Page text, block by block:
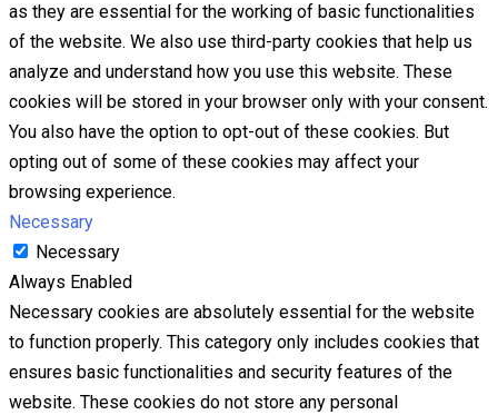
as they are essential for the working of basic functionalities
of the website. We also use third-party cookies that help us
analyze and understand how you use this website. These
cookies will be stored in your browser only with your consent.
You also have the option to opt-out of these cookies. But
opting out of some of these cookies may affect your
browsing experience.
Necessary
Necessary
Always Enabled
Necessary cookies are absolutely essential for the website
to function properly. This category only includes cookies that
ensures basic functionalities and security features of the
website. These cookies do not store any personal